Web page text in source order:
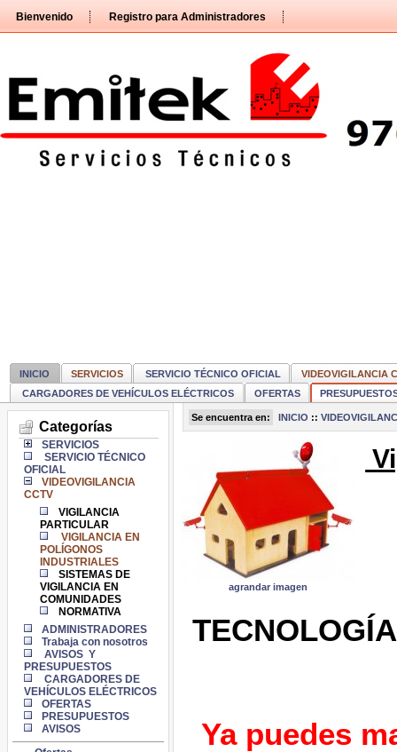
directamente
Bienvenido Registro para Administradores
INICIO SERVICIOS SERVICIO TÉCNICO OFICIAL
VIDEOVIGILANCIA
CARGADORES DE VEHÍCULOS ELÉCTRICOS
OFERTAS
Categorías
SERVICIOS
SERVICIO TÉCNICO
OFICIAL
VIDEOVIGILANCIA
CCTV
VIGILANCIA
PARTICULAR
VIGILANCIA EN
POLÍGONOS
INDUSTRIALES
SISTEMAS DE
VIGILANCIA EN
COMUNIDADES
NORMATIVA
ADMINISTRADORES
Trabaja con nosotros
AVISOS Y
PRESUPUESTOS
CARGADORES DE
VEHÍCULOS ELÉCTRICOS
OFERTAS
PRESUPUESTOS
AVISOS
Se encuentra en: INICIO ::
agrandar imagen
TECNOLOGÍA
Ya puedes